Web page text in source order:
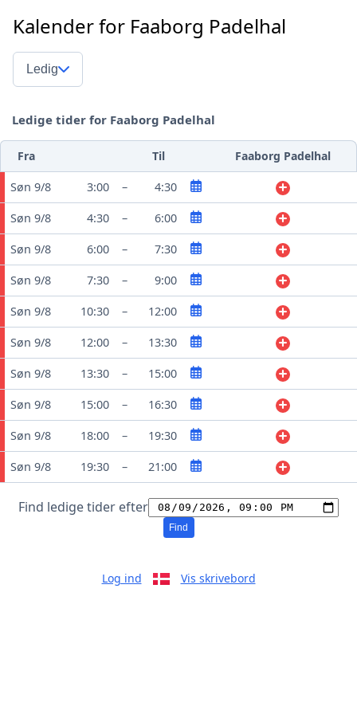
Kalender for Faaborg Padelhal
Ledig
Ledige tider for Faaborg Padelhal
Fra Til Faaborg Padelhal
Søn 9/8 3:00 – 4:30
Søn 9/8 4:30 – 6:00
Søn 9/8 6:00 – 7:30
Søn 9/8 7:30 – 9:00
Søn 9/8 10:30 – 12:00
Søn 9/8 12:00 – 13:30
Søn 9/8 13:30 – 15:00
Søn 9/8 15:00 – 16:30
Søn 9/8 18:00 – 19:30
Søn 9/8 19:30 – 21:00
Find ledige tider efter
Find
Log ind Vis skrivebord